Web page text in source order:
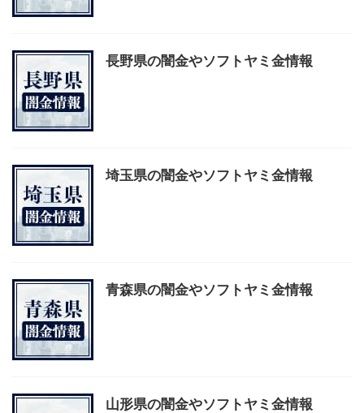
長野県の闇金やソフトヤミ金情報
埼玉県の闇金やソフトヤミ金情報
青森県の闇金やソフトヤミ金情報
山形県の闇金やソフトヤミ金情報